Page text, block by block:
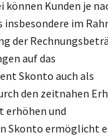
Kunden je
im
der
auf das
Skonto auch als
den zeitnahen
erhöhen und
Skonto ermöglicht